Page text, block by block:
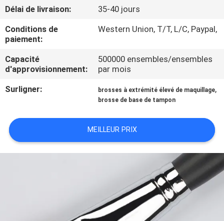
QUALITÉ
PLAN
DU
SITE
POLICY
Délai de livraison:
35-40 jours
Conditions de
paiement:
Western Union, T/T, L/C, Paypal,
Capacité
d'approvisionnement:
500000 ensembles/ensembles
par mois
Surligner:
brosses à extrémité élevé de maquillage,
brosse de base de tampon
MEILLEUR PRIX